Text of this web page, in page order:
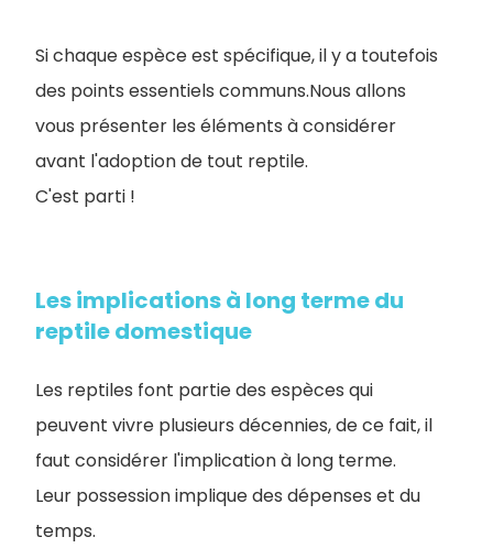
Si chaque espèce est spécifique, il y a toutefois
des points essentiels communs.Nous allons
vous présenter les éléments à considérer
avant l'adoption de tout reptile.
C'est parti !
Les implications à long terme du
reptile domestique
Les reptiles font partie des espèces qui
peuvent vivre plusieurs décennies, de ce fait, il
faut considérer l'implication à long terme.
Leur possession implique des dépenses et du
temps.